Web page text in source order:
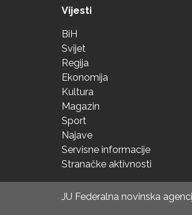
Vijesti
BiH
Svijet
Regija
Ekonomija
Kultura
Magazin
Sport
Najave
Servisne informacije
Stranačke aktivnosti
JU Federalna novinska